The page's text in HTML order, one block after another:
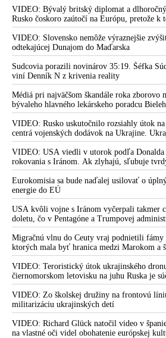
poskokov nastoliť vo svete agendu a
Nového svetového poriadku
VIDEO: Katolícky kňaz a
Lovaš sa ako bývalý novinár
Robertovi Ficovi verejne ospravedlnil
útoky voči jeho osobe“ a poprosil ho o
Pripomenul, že novinári a rôzne
života už počas covidu označovali ľudí s
opice a dezolátov, ale aj to, ako
Ficovi šibenice, ako dehumanizovali
Šimkovičovú a počas prezidentských
Pellegriniho
VIDEO: Atentát na Fica nie je podľa
vraj sa niečo také stáva aj v lepších
slovenskej diplomacie, militantný
globalistov, USA a NATO dokonca
pokusu o úkladnú vraždu Cintula je
nie je tento brutálny zločin, ale že si
spraviť video, v ktorom sa atentátnik
malo politický motív
VIDEO: Atentátnik na premiéra
ale je zrejme súčasťou organizovanej
úkladnou vraždou chceli fyzicky
slovenskej vlády. Neznáma tretia osoba
Cintulovom facebookovom profile aj
keď ho polícia zatkla po tom, ako sa
tlačovej konferencii o bezpečnostnej
VIDEO: Bývalý britský diplomat a
Rusko čoskoro zaútočí na Európu, pretože k
rovnako, ako bolo dotlačené k invázii na
Zelenskyj medzitým v Kyjeve naliehal na
aby vo svete zháňali energie pre Ukrajinu na
mobilizovať a vojna sa do zimy
VIDEO: Slovensko nemôže výraznejšie
odtekajúcej Dunajom do Maďarska
Sudcovia porazili novinárov 35:19. Šéfka
viní Denník N z krivenia reality
Médiá pri najväčšom škandále roka zborovo
bývaleho hlavného lekárskeho poradcu
Fauciho pred výborom amerického Senátu
VIDEO: Rusko uskutočnilo rozsiahly útok
centrá vojenských dodávok na Ukrajine.
nedokázala počas ničivého nočného útoku
zachytiť ani jednu ruskú raketu
VIDEO: USA viedli v utorok podľa Donalda
rokovania s Iránom. Ak zlyhajú, sľubuje
Teheránu
Eurokomisia sa bude naďalej usilovať o
energie do EÚ
USA kvôli vojne s Iránom vyčerpali takmer
doletu, čo v Pentagóne a Trumpovej
obavy o bojaschopnosť americkej armády v
konfliktu s Čínou alebo Ruskom
Migračnú vlnu do Ceuty vraj podnietili fámy
ktorých mala byť hranica medzi Marokom a
otvorená
VIDEO: Teroristický útok ukrajinského
čiernomorskom letovisku na juhu Ruska je
ktorý kopíruje model Hitlerovej „totálnej
Wehrmachtu pri Stalingrade. Útok v
podľa predstaviteľov Iránu potvrdzuje, že
západných či izraelských sponzorov snaží
krajiny do širšieho vojnového konfliktu
VIDEO: Zo školskej družiny na frontovú
militarizáciu ukrajinských detí
VIDEO: Richard Glück natočil video v
na vlastné oči videl obohatenie európskej